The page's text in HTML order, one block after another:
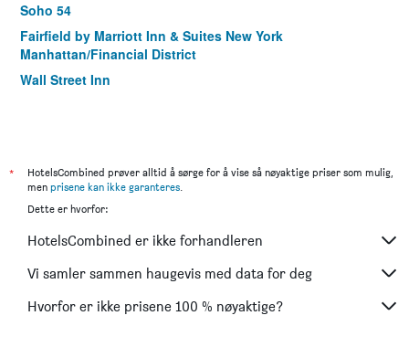
Soho 54
Fairfield by Marriott Inn & Suites New York
Manhattan/Financial District
Wall Street Inn
St Marks Hotel
Leon Hotel Les
The Historic Blue Moon Hotel - Nyc
*
HotelsCombined prøver alltid å sørge for å vise så nøyaktige priser som mulig,
men prisene kan ikke garanteres.
Dette er hvorfor:
HotelsCombined er ikke forhandleren
Vi samler sammen haugevis med data for deg
Hvorfor er ikke prisene 100 % nøyaktige?